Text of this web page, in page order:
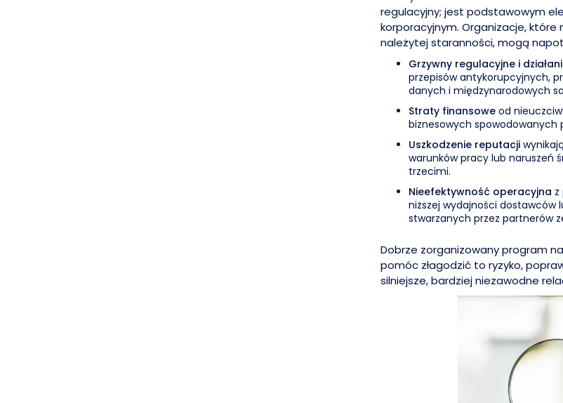
regulacyjny; jest podstawowym
korporacyjnym. Organizacje, które
należytej staranności, mogą
Grzywny regulacyjne i
przepisów antykorupcyjnych,
danych i międzynarodowych
Straty finansowe od
biznesowych spowodowanych
Uszkodzenie reputacji
warunków pracy lub naruszeń
trzecimi.
Nieefektywność operacyjna z
niższej wydajności dostawców
stwarzanych przez partnerów
Dobrze zorganizowany program
pomóc złagodzić to ryzyko,
silniejsze, bardziej niezawodne